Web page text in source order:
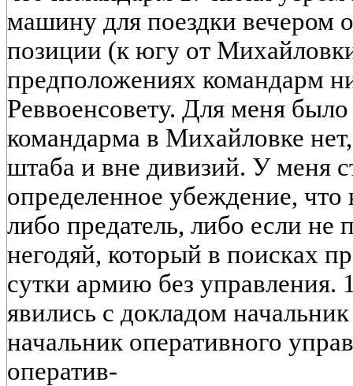
машину для поездки вечером
позиции (к югу от
предположениях командарм
Реввоенсовету. Для меня
командарма в Михайловке
штаба и вне дивизий. У меня
определенное убеждение,
либо предатель, либо если не
негодяй, который в поисках
сутки армию без управления.
явились с докладом
начальник оперативного
оператив-